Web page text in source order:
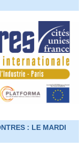
: LE MARDI